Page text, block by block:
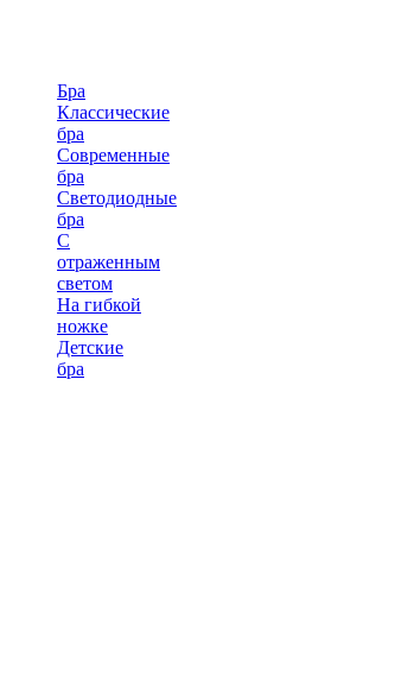
Бра
Классические
бра
Современные
бра
Светодиодные
бра
С
отраженным
светом
На гибкой
ножке
Детские
бра